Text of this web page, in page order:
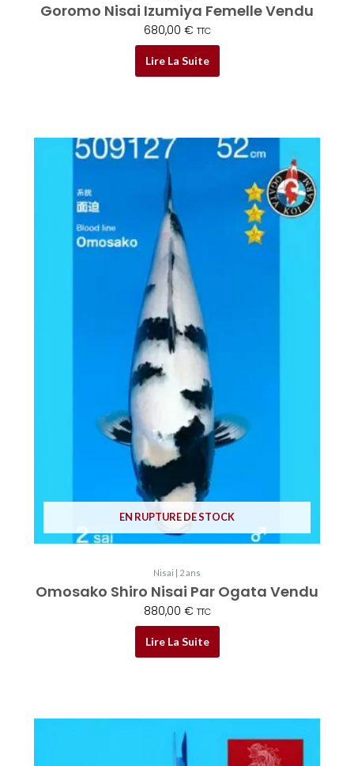
Goromo Nisai Izumiya Femelle Vendu
680,00 € TTC
Lire La Suite
EN RUPTURE DE STOCK
Nisai | 2 ans
Omosako Shiro Nisai Par Ogata Vendu
880,00 € TTC
Lire La Suite